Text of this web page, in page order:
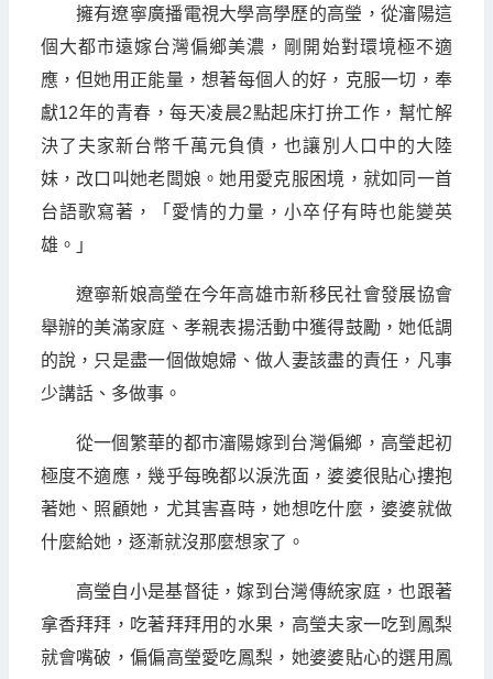
擁有遼寧廣播電視大學高學歷的高瑩，從瀋陽這
個大都市遠嫁台灣偏鄉美濃，剛開始對環境極不適
應，但她用正能量，想著每個人的好，克服一切，奉
獻12年的青春，每天凌晨2點起床打拚工作，幫忙解
決了夫家新台幣千萬元負債，也讓別人口中的大陸
妹，改口叫她老闆娘。她用愛克服困境，就如同一首
台語歌寫著，「愛情的力量，小卒仔有時也能變英
雄。」
遼寧新娘高瑩在今年高雄市新移民社會發展協會
舉辦的美滿家庭、孝親表揚活動中獲得鼓勵，她低調
的說，只是盡一個做媳婦、做人妻該盡的責任，凡事
少講話、多做事。
從一個繁華的都市瀋陽嫁到台灣偏鄉，高瑩起初
極度不適應，幾乎每晚都以淚洗面，婆婆很貼心摟抱
著她、照顧她，尤其害喜時，她想吃什麼，婆婆就做
什麼給她，逐漸就沒那麼想家了。
高瑩自小是基督徒，嫁到台灣傳統家庭，也跟著
拿香拜拜，吃著拜拜用的水果，高瑩夫家一吃到鳳梨
就會嘴破，偏偏高瑩愛吃鳳梨，她婆婆貼心的選用鳳